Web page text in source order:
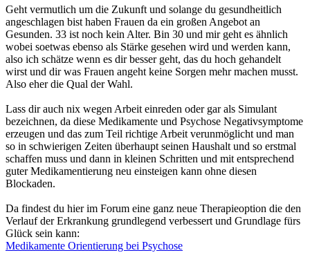
Geht vermutlich um die Zukunft und solange du gesundheitlich
angeschlagen bist haben Frauen da ein großen Angebot an
Gesunden. 33 ist noch kein Alter. Bin 30 und mir geht es ähnlich
wobei soetwas ebenso als Stärke gesehen wird und werden kann,
also ich schätze wenn es dir besser geht, das du hoch gehandelt
wirst und dir was Frauen angeht keine Sorgen mehr machen musst.
Also eher die Qual der Wahl.
Lass dir auch nix wegen Arbeit einreden oder gar als Simulant
bezeichnen, da diese Medikamente und Psychose Negativsymptome
erzeugen und das zum Teil richtige Arbeit verunmöglicht und man
so in schwierigen Zeiten überhaupt seinen Haushalt und so erstmal
schaffen muss und dann in kleinen Schritten und mit entsprechend
guter Medikamentierung neu einsteigen kann ohne diesen
Blockaden.
Da findest du hier im Forum eine ganz neue Therapieoption die den
Verlauf der Erkrankung grundlegend verbessert und Grundlage fürs
Glück sein kann:
Medikamente Orientierung bei Psychose